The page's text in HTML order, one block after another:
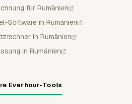
für Rumänien
Software in Rumänien
in Rumänien
in Rumänien
Everhour-Tools